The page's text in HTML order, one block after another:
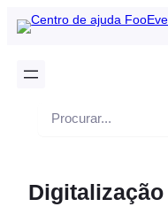
Pesquisar